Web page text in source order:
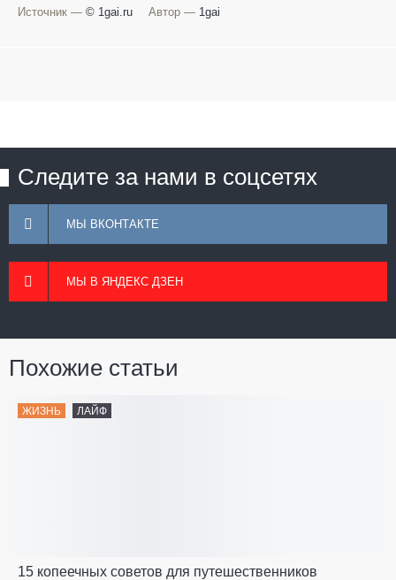
Источник — © 1gai.ru Автор — 1gai
Следите за нами в соцсетях
МЫ ВКОНТАКТЕ
МЫ В ЯНДЕКС ДЗЕН
Похожие статьи
ЖИЗНЬ ЛАЙФ
15 копеечных советов для путешественников